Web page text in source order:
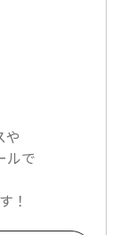
や
ルで
！